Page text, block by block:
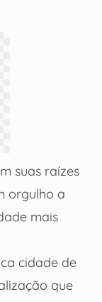
suas raízes
orgulho a
mais
cidade de
que